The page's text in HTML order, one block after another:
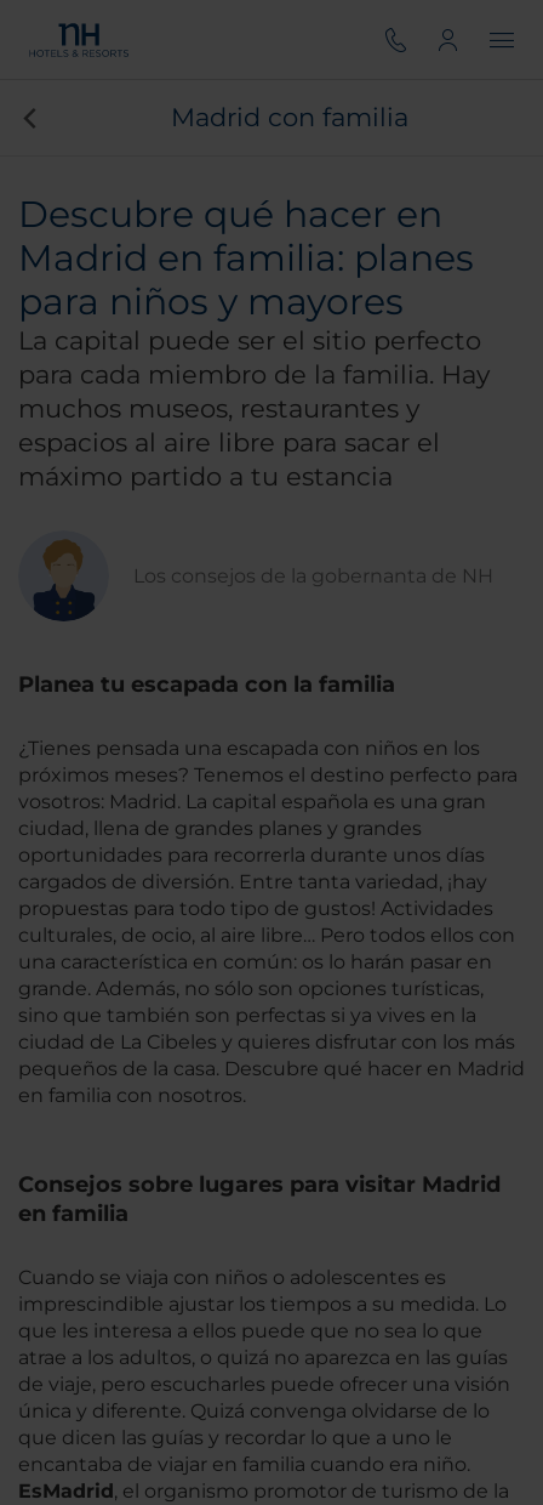
Madrid con familia
Descubre qué hacer en
Madrid en familia: planes
para niños y mayores
La capital puede ser el sitio perfecto
para cada miembro de la familia. Hay
muchos museos, restaurantes y
espacios al aire libre para sacar el
máximo partido a tu estancia
Los consejos de la gobernanta de NH
Planea tu escapada con la familia
¿Tienes pensada una escapada con niños en los
próximos meses? Tenemos el destino perfecto para
vosotros: Madrid. La capital española es una gran
ciudad, llena de grandes planes y grandes
oportunidades para recorrerla durante unos días
cargados de diversión. Entre tanta variedad, ¡hay
propuestas para todo tipo de gustos! Actividades
culturales, de ocio, al aire libre… Pero todos ellos con
una característica en común: os lo harán pasar en
grande. Además, no sólo son opciones turísticas,
sino que también son perfectas si ya vives en la
ciudad de La Cibeles y quieres disfrutar con los más
pequeños de la casa. Descubre qué hacer en Madrid
en familia con nosotros.
Consejos sobre lugares para visitar Madrid
en familia
Cuando se viaja con niños o adolescentes es
imprescindible ajustar los tiempos a su medida. Lo
que les interesa a ellos puede que no sea lo que
atrae a los adultos, o quizá no aparezca en las guías
de viaje, pero escucharles puede ofrecer una visión
única y diferente. Quizá convenga olvidarse de lo
que dicen las guías y recordar lo que a uno le
encantaba de viajar en familia cuando era niño.
EsMadrid, el organismo promotor de turismo de la